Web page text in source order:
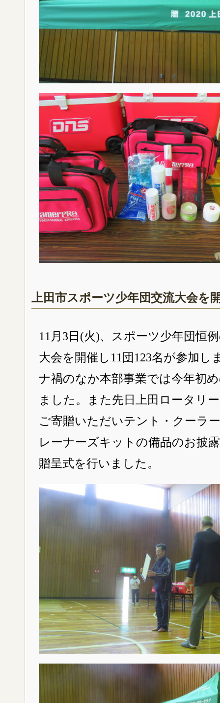
上田市スポーツ少年団交流大会を
11月3日(火)、スポーツ少年団恒
大会を開催し11団123名が参加し
ナ禍のなか本部事業では今年初
ました。また先日上田ロータリ
ご寄贈いただいテント・クーラ
レーナーズキットの備品のお披
贈呈式を行いました。